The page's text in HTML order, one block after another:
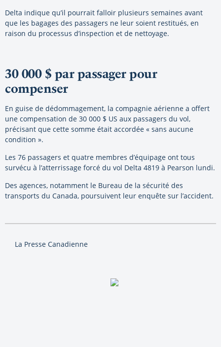
Delta indique qu’il pourrait falloir plusieurs semaines avant
que les bagages des passagers ne leur soient restitués, en
raison du processus d’inspection et de nettoyage.
30 000 $ par passager pour
compenser
En guise de dédommagement, la compagnie aérienne a offert
une compensation de 30 000 $ US aux passagers du vol,
précisant que cette somme était accordée « sans aucune
condition ».
Les 76 passagers et quatre membres d’équipage ont tous
survécu à l’atterrissage forcé du vol Delta 4819 à Pearson lundi.
Des agences, notamment le Bureau de la sécurité des
transports du Canada, poursuivent leur enquête sur l’accident.
La Presse Canadienne